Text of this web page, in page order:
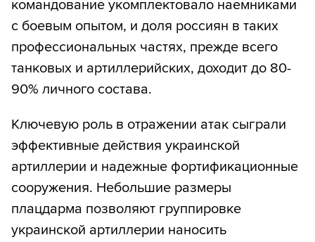
командование укомплектовало наемниками
с боевым опытом, и доля россиян в таких
профессиональных частях, прежде всего
танковых и артиллерийских, доходит до 80-
90% личного состава.
Ключевую роль в отражении атак сыграли
эффективные действия украинской
артиллерии и надежные фортификационные
сооружения. Небольшие размеры
плацдарма позволяют группировке
украинской артиллерии наносить